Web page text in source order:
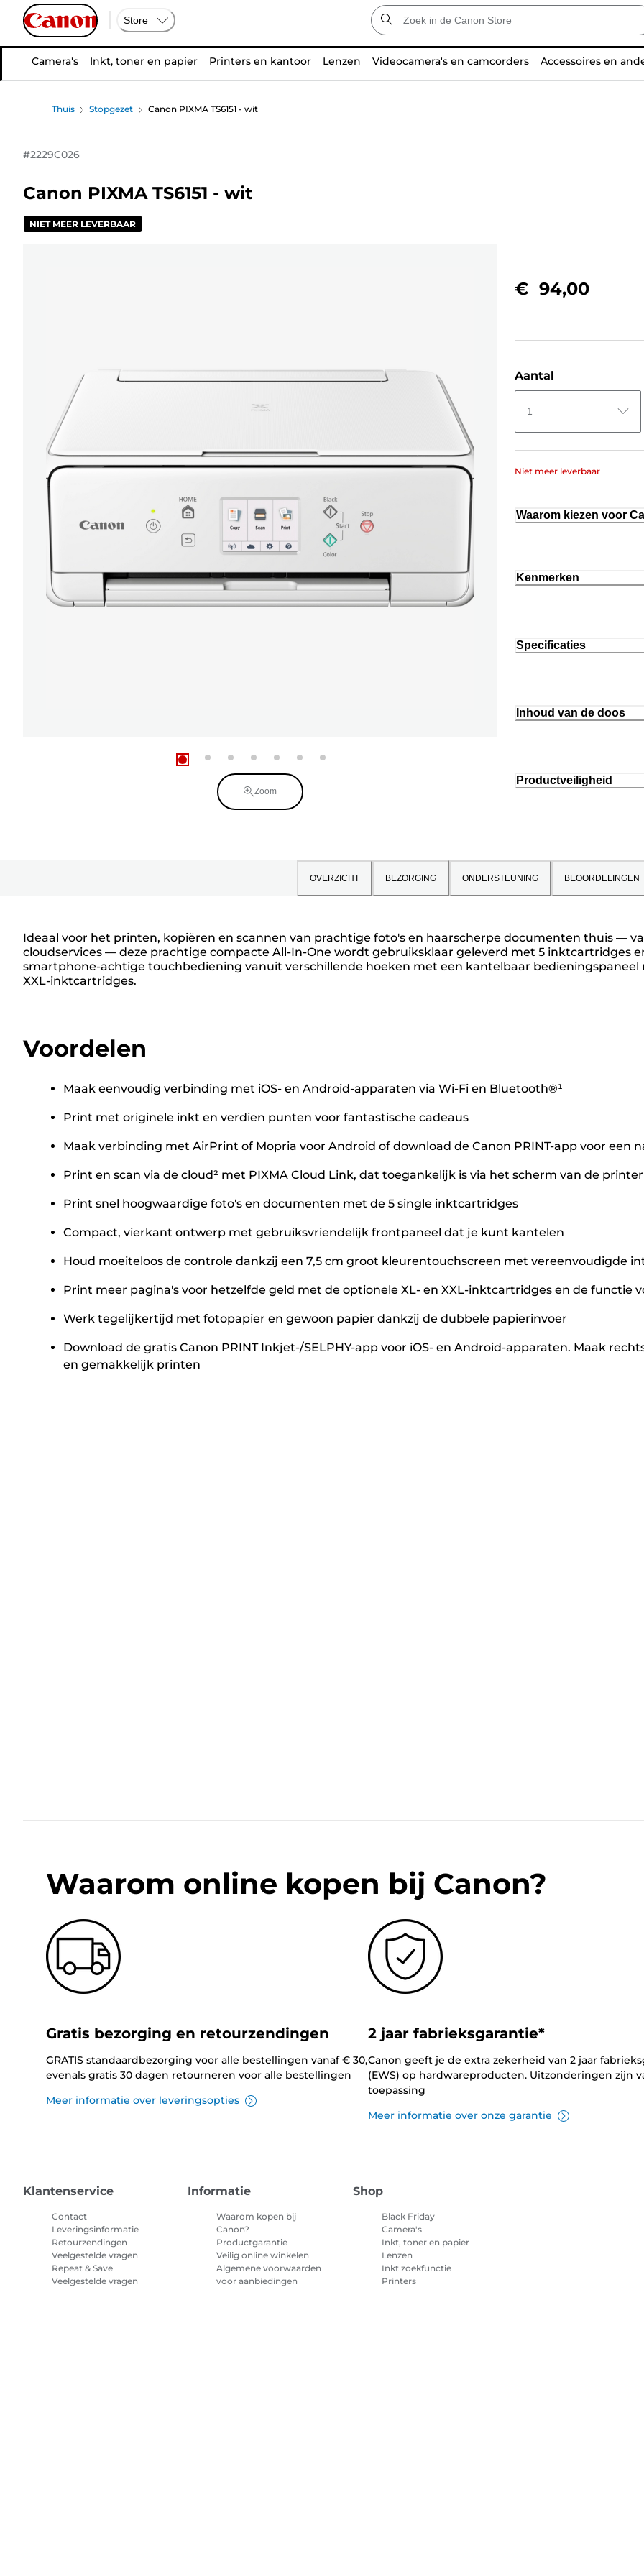
Store
Camera's Inkt, toner en papier Printers en kantoor Lenzen Videocamera's en camcorders Accessoires en
Thuis Stopgezet Canon PIXMA TS6151 - wit
#2229C026
Canon PIXMA TS6151 - wit
NIET MEER LEVERBAAR
Zoom
€ 94,00
Aantal
1
Niet meer leverbaar
Waarom kiezen voor
Kenmerken
Specificaties
Inhoud van de doos
Productveiligheid
OVERZICHT BEZORGING ONDERSTEUNING BEOORDELINGEN
Ideaal voor het printen, kopiëren en scannen van prachtige foto's en haarscherpe documenten thuis —
cloudservices — deze prachtige compacte All-In-One wordt gebruiksklaar geleverd met 5 inktcartridges
smartphone-achtige touchbediening vanuit verschillende hoeken met een kantelbaar
XXL-inktcartridges.
Voordelen
Maak eenvoudig verbinding met iOS- en Android-apparaten via Wi-Fi en Bluetooth®¹
Print met originele inkt en verdien punten voor fantastische cadeaus
Maak verbinding met AirPrint of Mopria voor Android of download de Canon PRINT-app voor
Print en scan via de cloud² met PIXMA Cloud Link, dat toegankelijk is via het scherm van de printer
Print snel hoogwaardige foto's en documenten met de 5 single inktcartridges
Compact, vierkant ontwerp met gebruiksvriendelijk frontpaneel dat je kunt kantelen
Houd moeiteloos de controle dankzij een 7,5 cm groot kleurentouchscreen met vereenvoudigde
Print meer pagina's voor hetzelfde geld met de optionele XL- en XXL-inktcartridges en de functie
Werk tegelijkertijd met fotopapier en gewoon papier dankzij de dubbele papierinvoer
Download de gratis Canon PRINT Inkjet-/SELPHY-app voor iOS- en Android-apparaten. Maak
en gemakkelijk printen
Waarom online kopen bij Canon?
Gratis bezorging en retourzendingen
GRATIS standaardbezorging voor alle bestellingen vanaf € 30,
evenals gratis 30 dagen retourneren voor alle bestellingen
Meer informatie over leveringsopties
2 jaar fabrieksgarantie*
Canon geeft je de extra zekerheid van 2 jaar
(EWS) op hardwareproducten. Uitzonderingen zijn
toepassing
Meer informatie over onze garantie
Klantenservice
Contact
Leveringsinformatie
Retourzendingen
Veelgestelde vragen
Repeat & Save
Veelgestelde vragen
Informatie
Waarom kopen bij
Canon?
Productgarantie
Veilig online winkelen
Algemene voorwaarden
voor aanbiedingen
Shop
Black Friday
Camera's
Inkt, toner en papier
Lenzen
Inkt zoekfunctie
Printers